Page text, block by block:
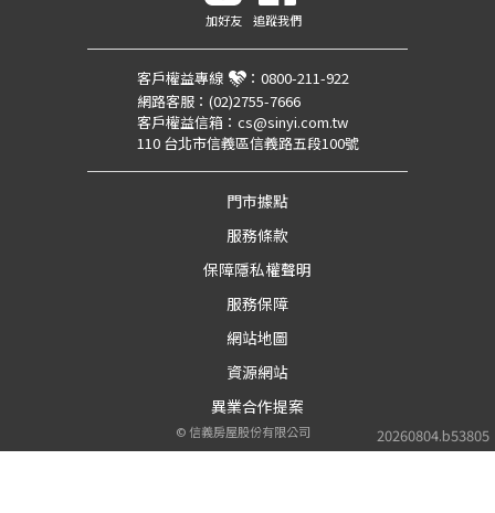
20260804.b53805
加好友 追蹤我們
客戶權益專線 ： 0800-211-922
網路客服： (02)2755-7666
客戶權益信箱： cs@sinyi.com.tw
110 台北市信義區信義路五段100號
門市據點
服務條款
保障隱私權聲明
服務保障
網站地圖
資源網站
異業合作提案
©信義房屋股份有限公司